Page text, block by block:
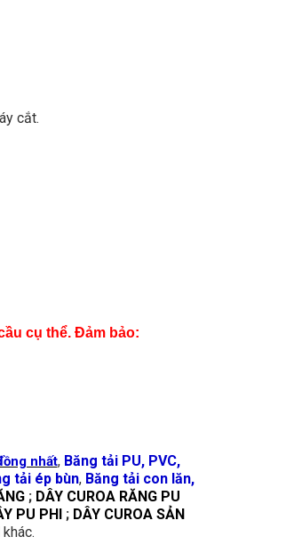
cắt.
cụ thể. Đảm bảo:
nhất, Băng tải PU, PVC,
tải ép bùn, Băng tải con lăn,
; DÂY CUROA RĂNG PU
PU PHI; DÂY CUROA SẢN
khác.